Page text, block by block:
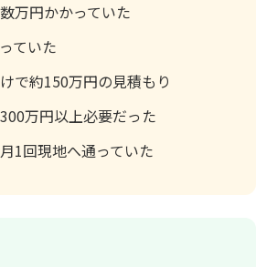
万円かかっていた
ていた
で約150万円の見積もり
万円以上必要だった
1回現地へ通っていた